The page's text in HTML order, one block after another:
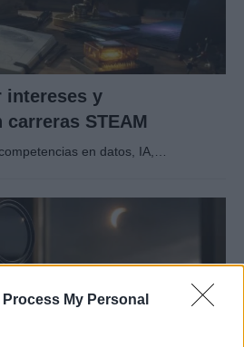
Process My Personal
intereses y
STEAM
en datos, IA,…